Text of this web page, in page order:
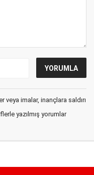
imalar, inançlara saldırı
yazılmış yorumlar